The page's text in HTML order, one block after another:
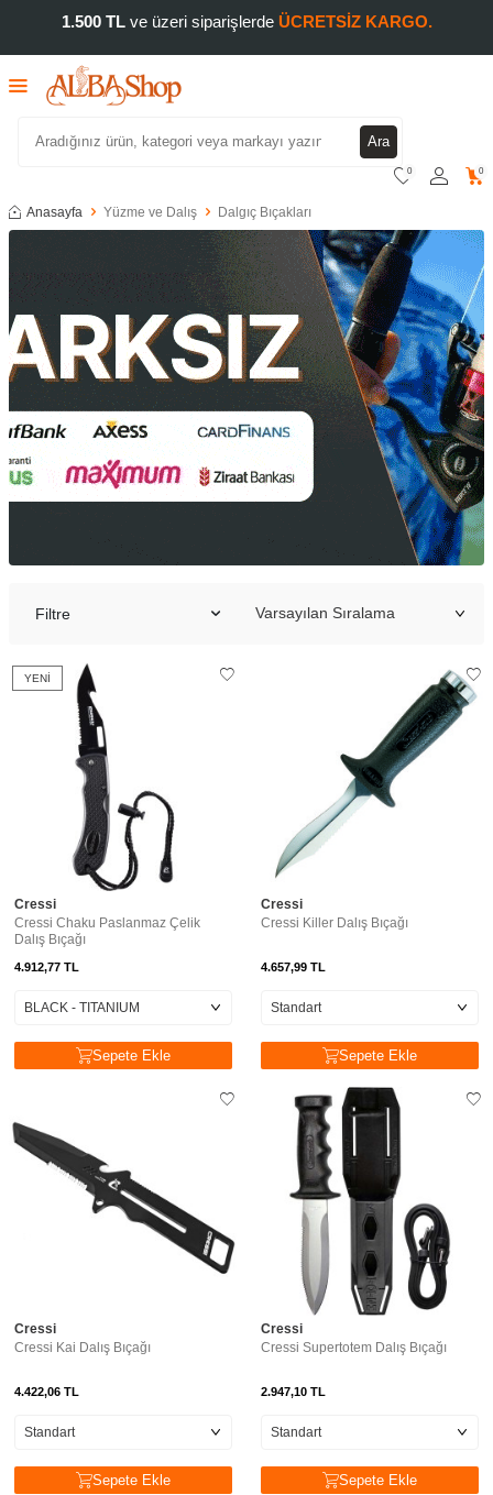
1.500 TLve üzeri siparişlerde ÜCRETSİZ KARGO.
Ara
0 0
Anasayfa Yüzme ve Dalış Dalgıç Bıçakları
Filtre
YENI
Cressi
Cressi Chaku Paslanmaz Çelik
Dalış Bıçağı
4.912,77 TL
Sepete Ekle
Cressi
Cressi Killer Dalış Bıçağı
4.657,99 TL
Sepete Ekle
Cressi
Cressi Kai Dalış Bıçağı
4.422,06 TL
Sepete Ekle
Cressi
Cressi Supertotem Dalış Bıçağı
2.947,10 TL
Sepete Ekle